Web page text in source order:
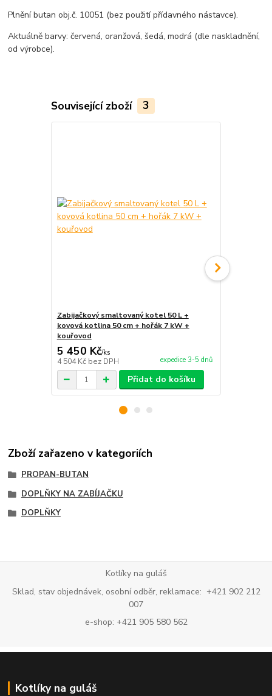
Plnění butan obj.č. 10051 (bez použití přídavného nástavce).
Aktuálně barvy: červená, oranžová, šedá, modrá (dle naskladnění,
od výrobce).
Související zboží 3
Zabijačkový smaltovaný kotel 50 L +
kovová kotlina 50 cm + hořák 7 kW +
kouřovod
5 450 Kč/ks
4 504 Kč bez DPH expedice 3-5 dnů
Přidat do košíku
Zboží zařazeno v kategoriích
PROPAN-BUTAN
DOPLŇKY NA ZABÍJAČKU
DOPLŇKY
Kotlíky na guláš
Sklad, stav objednávek, osobní odběr, reklamace: +421 902 212
007
e-shop: +421 905 580 562
Kotlíky na guláš